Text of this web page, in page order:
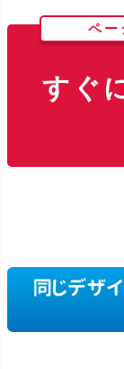
ペー
すぐ